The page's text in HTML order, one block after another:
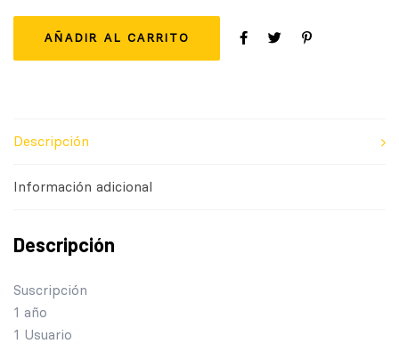
AÑADIR AL CARRITO
Descripción
Información adicional
Descripción
Suscripción
1 año
1 Usuario